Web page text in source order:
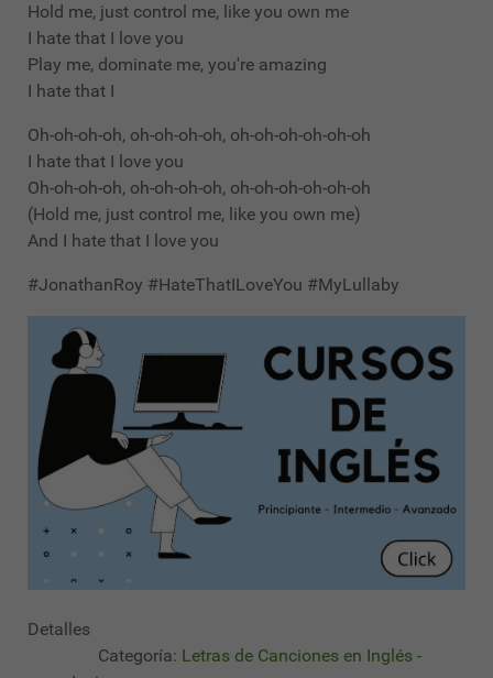
Hold me, just control me, like you own me
I hate that I love you
Play me, dominate me, you're amazing
I hate that I
Oh-oh-oh-oh, oh-oh-oh-oh, oh-oh-oh-oh-oh-oh
I hate that I love you
Oh-oh-oh-oh, oh-oh-oh-oh, oh-oh-oh-oh-oh-oh
(Hold me, just control me, like you own me)
And I hate that I love you
#JonathanRoy #HateThatILoveYou #MyLullaby
Detalles
Categoría: Letras de Canciones en Inglés -